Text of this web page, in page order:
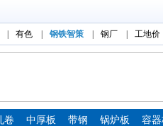
有色 钢铁智策 钢厂 工地价
卷 中厚板 带钢 锅炉板 容